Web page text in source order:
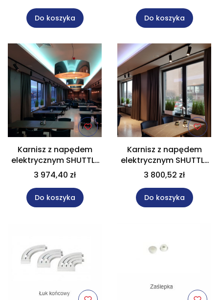
Do koszyka Do koszyka
Karnisz z napędem
elektrycznym SHUTTLE
L, czarny 24V rozm. 350
cm
3 974,40 zł
Do koszyka
Karnisz z napędem
elektrycznym SHUTTLE
L, czarny 24V rozm. 300
cm
3 800,52 zł
Do koszyka